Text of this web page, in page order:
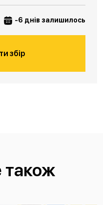
-6 днів залишилось
збір
також